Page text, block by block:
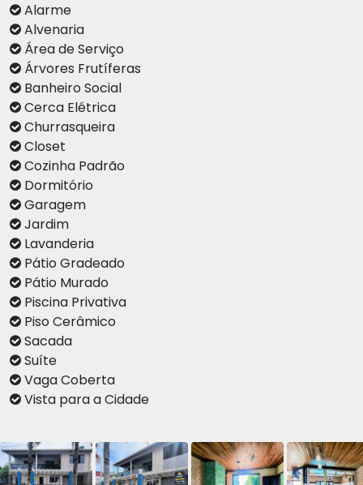
Alarme
Alvenaria
Área de Serviço
Árvores Frutíferas
Banheiro Social
Cerca Elétrica
Churrasqueira
Closet
Cozinha Padrão
Dormitório
Garagem
Jardim
Lavanderia
Pátio Gradeado
Pátio Murado
Piscina Privativa
Piso Cerâmico
Sacada
Suíte
Vaga Coberta
Vista para a Cidade